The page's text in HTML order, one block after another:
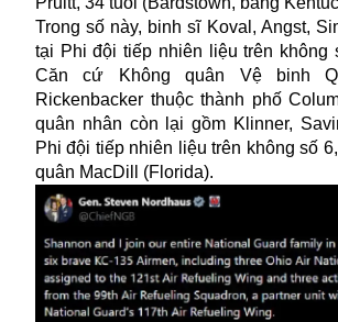
Trong số này, binh sĩ Koval, Angst,
tại Phi đội tiếp nhiên liệu trên không
Căn cứ Không quân Vệ binh
Rickenbacker thuộc thành phố
quân nhân còn lại gồm Klinner,
Phi đội tiếp nhiên liệu trên không số
quân MacDill (Florida).